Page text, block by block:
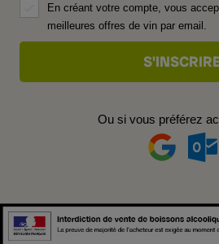
En créant votre compte, vous
meilleures offres de vin par email.
Ou si vous préférez